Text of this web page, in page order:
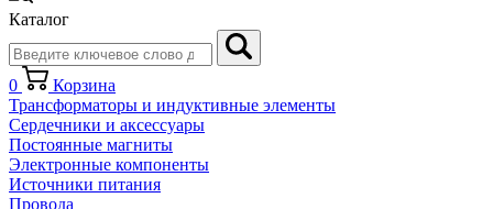
Каталог
0
Корзина
Трансформаторы и индуктивные элементы
Сердечники и аксессуары
Постоянные магниты
Электронные компоненты
Источники питания
Провода